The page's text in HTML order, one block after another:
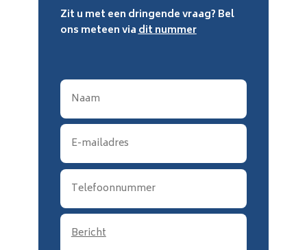
Zit u met een dringende vraag? Bel
ons meteen viadit nummer